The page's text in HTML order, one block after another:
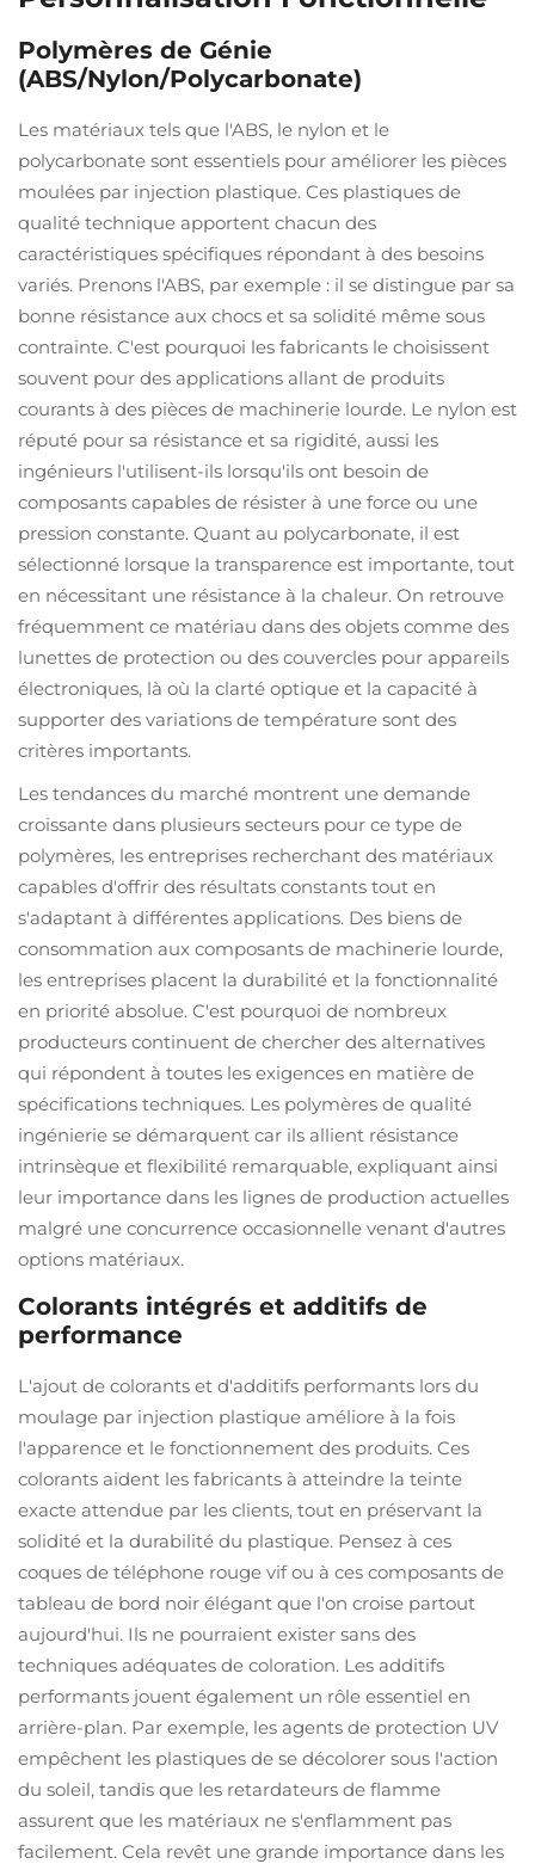
Polymères de Génie
(ABS/Nylon/Polycarbonate)
Les matériaux tels que l'ABS, le nylon et le
polycarbonate sont essentiels pour améliorer les pièces
moulées par injection plastique. Ces plastiques de
qualité technique apportent chacun des
caractéristiques spécifiques répondant à des besoins
variés. Prenons l'ABS, par exemple : il se distingue par sa
bonne résistance aux chocs et sa solidité même sous
contrainte. C'est pourquoi les fabricants le choisissent
souvent pour des applications allant de produits
courants à des pièces de machinerie lourde. Le nylon est
réputé pour sa résistance et sa rigidité, aussi les
ingénieurs l'utilisent-ils lorsqu'ils ont besoin de
composants capables de résister à une force ou une
pression constante. Quant au polycarbonate, il est
sélectionné lorsque la transparence est importante, tout
en nécessitant une résistance à la chaleur. On retrouve
fréquemment ce matériau dans des objets comme des
lunettes de protection ou des couvercles pour appareils
électroniques, là où la clarté optique et la capacité à
supporter des variations de température sont des
critères importants.
Les tendances du marché montrent une demande
croissante dans plusieurs secteurs pour ce type de
polymères, les entreprises recherchant des matériaux
capables d'offrir des résultats constants tout en
s'adaptant à différentes applications. Des biens de
consommation aux composants de machinerie lourde,
les entreprises placent la durabilité et la fonctionnalité
en priorité absolue. C'est pourquoi de nombreux
producteurs continuent de chercher des alternatives
qui répondent à toutes les exigences en matière de
spécifications techniques. Les polymères de qualité
ingénierie se démarquent car ils allient résistance
intrinsèque et flexibilité remarquable, expliquant ainsi
leur importance dans les lignes de production actuelles
malgré une concurrence occasionnelle venant d'autres
options matériaux.
Colorants intégrés et additifs de
performance
L'ajout de colorants et d'additifs performants lors du
moulage par injection plastique améliore à la fois
l'apparence et le fonctionnement des produits. Ces
colorants aident les fabricants à atteindre la teinte
exacte attendue par les clients, tout en préservant la
solidité et la durabilité du plastique. Pensez à ces
coques de téléphone rouge vif ou à ces composants de
tableau de bord noir élégant que l'on croise partout
aujourd'hui. Ils ne pourraient exister sans des
techniques adéquates de coloration. Les additifs
performants jouent également un rôle essentiel en
arrière-plan. Par exemple, les agents de protection UV
empêchent les plastiques de se décolorer sous l'action
du soleil, tandis que les retardateurs de flamme
assurent que les matériaux ne s'enflamment pas
facilement. Cela revêt une grande importance dans les